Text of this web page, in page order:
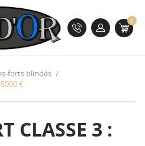
0
forts blindés
€
CLASSE 3 :